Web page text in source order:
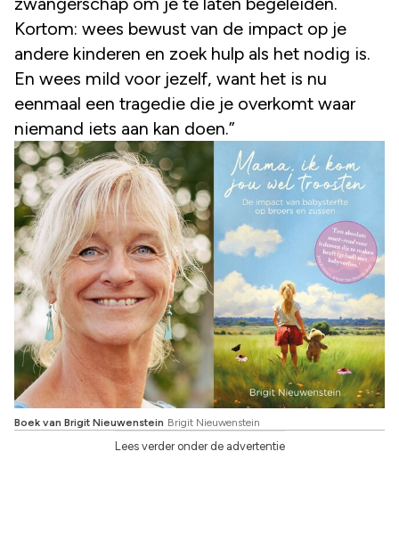
Kortom: wees bewust van de impact op je
andere kinderen en zoek hulp als het nodig is.
En wees mild voor jezelf, want het is nu
eenmaal een tragedie die je overkomt waar
niemand iets aan kan doen.”
Boek van Brigit Nieuwenstein Brigit Nieuwenstein
Lees verder onder de advertentie